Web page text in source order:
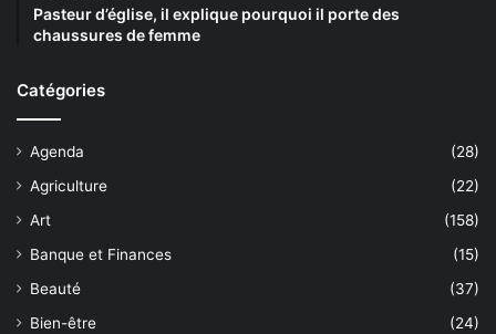
Pasteur d’église, il explique pourquoi il porte des
chaussures de femme
Catégories
Agenda
(28)
Agriculture
(22)
Art
(158)
Banque et Finances
(15)
Beauté
(37)
Bien-être
(24)